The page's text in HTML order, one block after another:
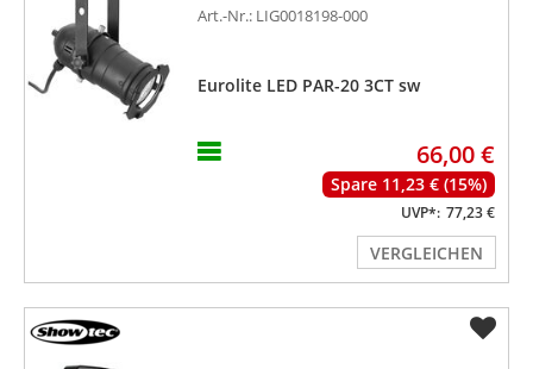
Art.-Nr.: LIG0018198-000
Eurolite LED PAR-20 3CT sw
66,00 €
Spare 11,23 € (15%)
UVP*: 77,23 €
VERGLEICHEN